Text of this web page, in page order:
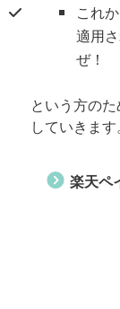
これ
適用
ぜ！
という方の
していきます。
楽天ペ